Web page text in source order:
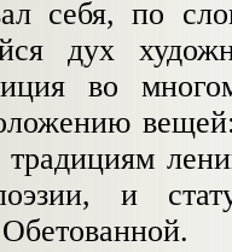
себя, по
дух
во
и